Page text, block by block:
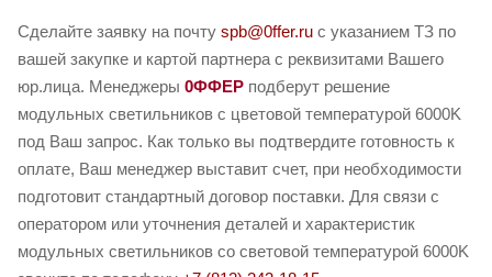
Сделайте заявку на почту spb@0ffer.ru с указанием ТЗ по
вашей закупке и картой партнера с реквизитами Вашего
юр.лица. Менеджеры 0ФФЕР подберут решение
модульных светильников с цветовой температурой 6000K
под Ваш запрос. Как только вы подтвердите готовность к
оплате, Ваш менеджер выставит счет, при необходимости
подготовит стандартный договор поставки. Для связи с
оператором или уточнения деталей и характеристик
модульных светильников со световой температурой 6000K